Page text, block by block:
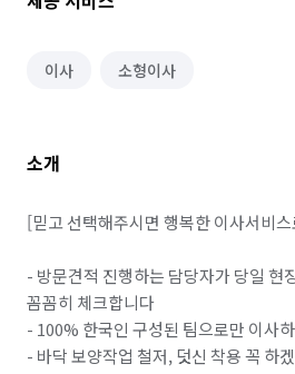
이사 소형이사
소개
[믿고 선택해주시면 행복한 이사서비
- 방문견적 진행하는 담당자가 당일 현
꼼꼼히 체크합니다
- 100% 한국인 구성된 팀으로만 이사
- 바닥 보양작업 철저, 덧신 착용 꼭 하